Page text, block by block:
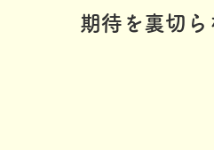
期待を裏切